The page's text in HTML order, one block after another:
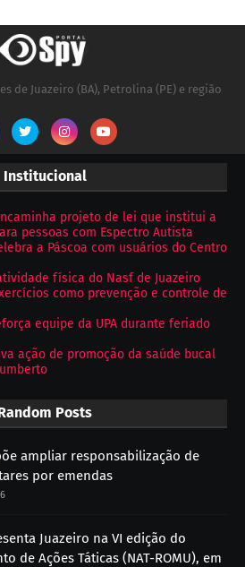
de Juazeiro (BA), Petrolina (PE) e região
Institucional
projeto de lei que institui a
pessoas com Espectro Autista
a Páscoa com usuários do Centro
física do Nasf de Juazeiro
como prevenção e controle de
equipe da UPA durante feriado
ação de promoção da saúde bucal
Posts
ampliar responsabilização de
por emendas
Juazeiro na VI edição do
de Ações Táticas (NAT-ROMU), em